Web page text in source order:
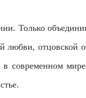
Только
любви,
современном